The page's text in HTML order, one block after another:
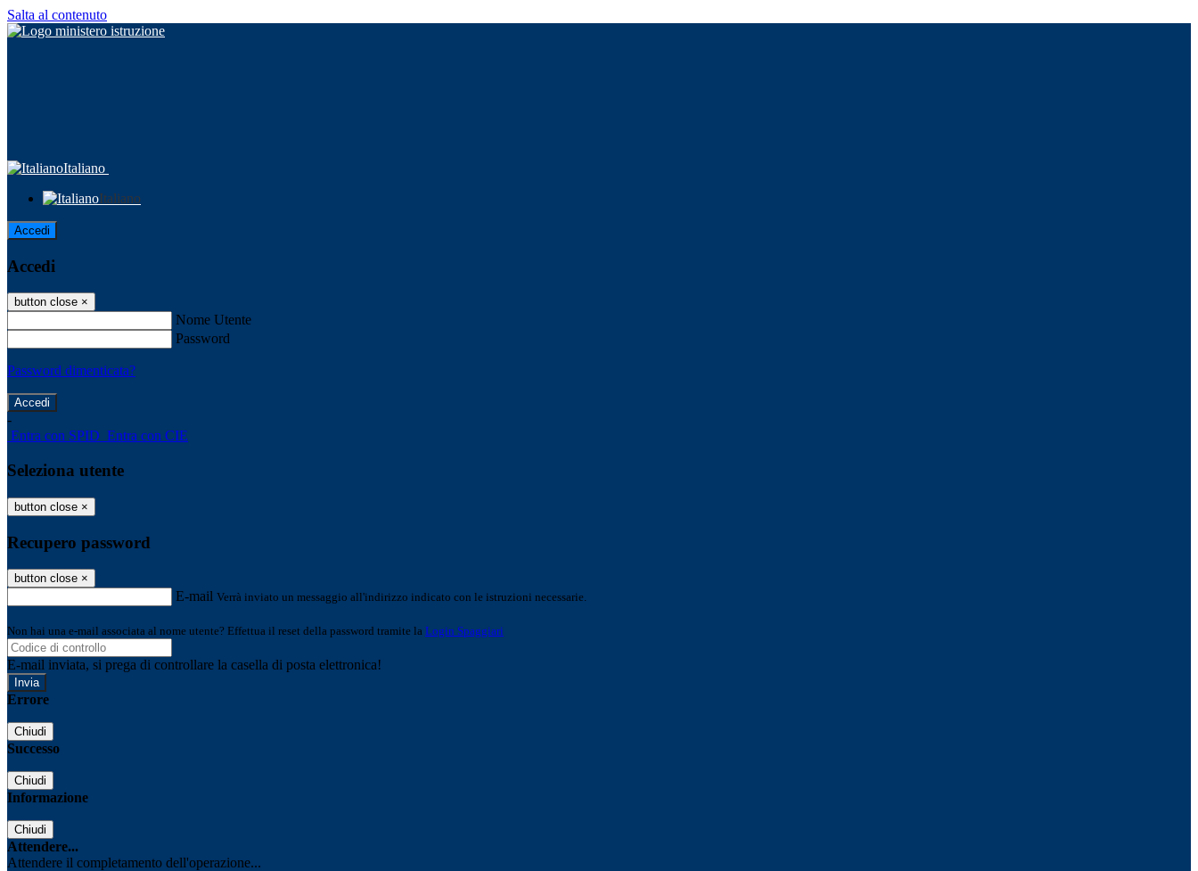
Salta al contenuto
Italiano
Italiano
Accedi
Accedi
button close ×
Nome Utente
Password
Password dimenticata?
-
Entra con SPID Entra con CIE
Seleziona utente
button close ×
Recupero password
button close ×
E-mail Verrà inviato un messaggio all'indirizzo indicato con le istruzioni necessarie.
Non hai una e-mail associata al nome utente? Effettua il reset della password tramite la Login Spaggiari
E-mail inviata, si prega di controllare la casella di posta elettronica!
Errore
Chiudi
Successo
Chiudi
Informazione
Chiudi
Attendere...
Attendere il completamento dell'operazione...